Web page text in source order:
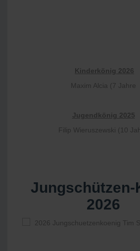
Kinderkönig 2026
Maxim Alcia (7 Jahre
Jugendkönig 2025
Filip Wieruszewski (10
Jungschützen-
2026